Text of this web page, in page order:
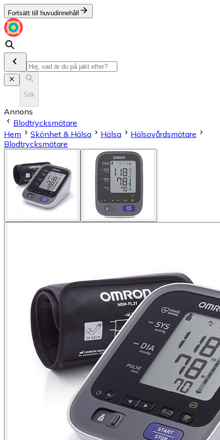
Fortsätt till huvudinnehåll
Sök
Annons
Blodtrycksmätare
Hem
Skönhet & Hälsa Hälsa
Hälsovårdsmätare
Blodtrycksmätare